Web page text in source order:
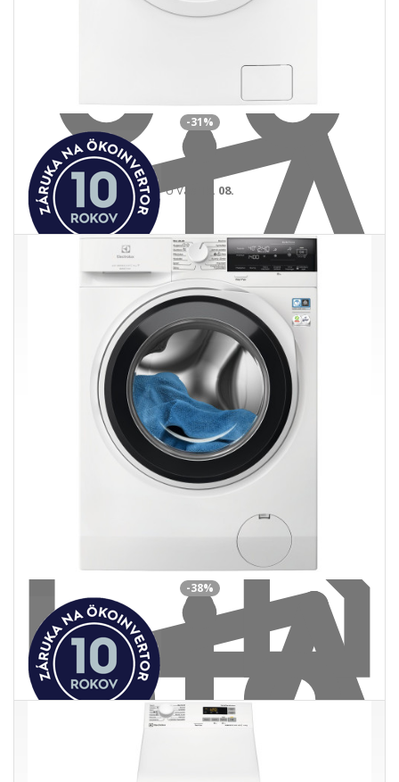
U Vás 18. 08.
-31%
Electrolux EW5W468WE
Práčka so sušičkou 8/4 kg · 1600 ot/min · trieda D · DualCare ·
SensiCare · Steam Refresh
499,00 €728,00 €
Ušetríte 229,00 €s DPH · doprava zdarma
do 5 prac. dní
-38%